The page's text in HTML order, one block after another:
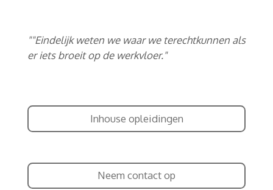
""Eindelijk weten we waar we terechtkunnen als
er iets broeit op de werkvloer."
Inhouse opleidingen
Neem contact op